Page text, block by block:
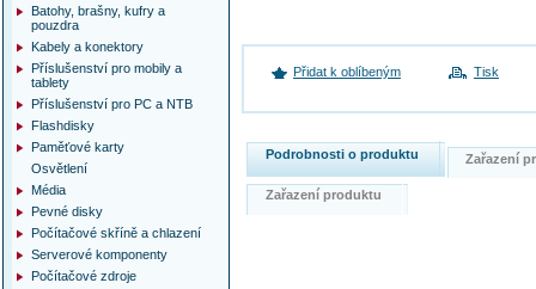
Přidat k oblíbeným Tisk
Podrobnosti o produktu Zařazení
Zařazení produktu
Batohy, brašny, kufry a
pouzdra
Kabely a konektory
Příslušenství pro mobily a
tablety
Příslušenství pro PC a NTB
Flashdisky
Paměťové karty
Osvětlení
Média
Pevné disky
Počítačové skříně a chlazení
Serverové komponenty
Počítačové zdroje